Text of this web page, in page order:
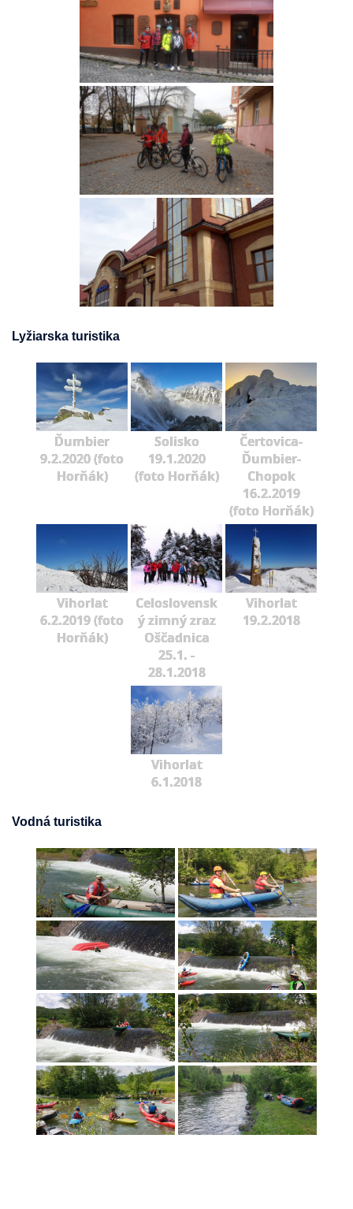
Lyžiarska turistika
Ďumbier
9.2.2020 (foto
Horňák)
Solisko
19.1.2020
(foto Horňák)
Čertovica-
Ďumbier-
Chopok
16.2.2019
(foto Horňák)
Vihorlat
6.2.2019 (foto
Horňák)
Celoslovensk
ý zimný zraz
Oščadnica
25.1. -
28.1.2018
Vihorlat
19.2.2018
Vihorlat
6.1.2018
Vodná turistika